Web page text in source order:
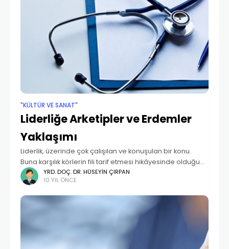
"KÜLTÜR VE SANAT"
Liderliğe Arketipler ve Erdemler
Yaklaşımı
Liderlik, üzerinde çok çalışılan ve konuşulan bir konu.
Buna karşılık körlerin fili tarif etmesi hikâyesinde olduğu
gibi bakış açısına göre değişen, ele alındığı tarafıyla
farklılaşan ve değişik boyutları olan bir
YRD. DOÇ. DR. HÜSEYIN ÇIRPAN
10 YIL ÖNCE